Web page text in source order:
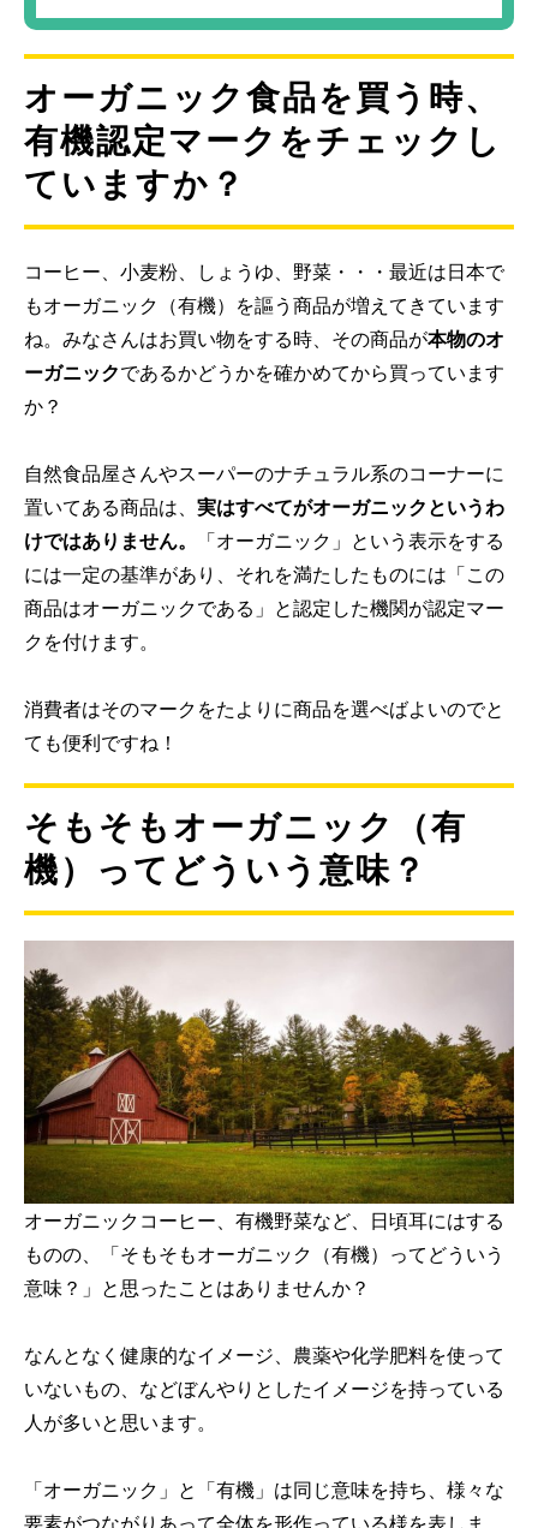
オーガニック食品を買う時、
有機認定マークをチェックし
ていますか？
コーヒー、小麦粉、しょうゆ、野菜・・・最近は日本で
もオーガニック（有機）を謳う商品が増えてきています
ね。みなさんはお買い物をする時、その商品が本物のオ
ーガニックであるかどうかを確かめてから買っています
か？
自然食品屋さんやスーパーのナチュラル系のコーナーに
置いてある商品は、 実はすべてがオーガニックというわ
けではありません。
「オーガニック」という表示をする
には一定の基準があり、それを満たしたものには「この
商品はオーガニックである」と認定した機関が認定マー
クを付けます。
消費者はそのマークをたよりに商品を選べばよいのでと
ても便利ですね！
そもそもオーガニック（有
機）ってどういう意味？
オーガニックコーヒー、有機野菜など、日頃耳にはする
ものの、「そもそもオーガニック（有機）ってどういう
意味？」と思ったことはありませんか？
なんとなく健康的なイメージ、農薬や化学肥料を使って
いないもの、などぼんやりとしたイメージを持っている
人が多いと思います。
「オーガニック」と「有機」は同じ意味を持ち、様々な